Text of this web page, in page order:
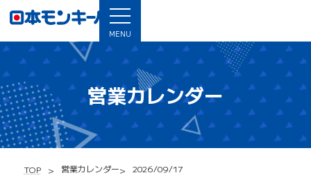
MENU
営業カレンダー
TOP 営業カレンダー 2026/09/17